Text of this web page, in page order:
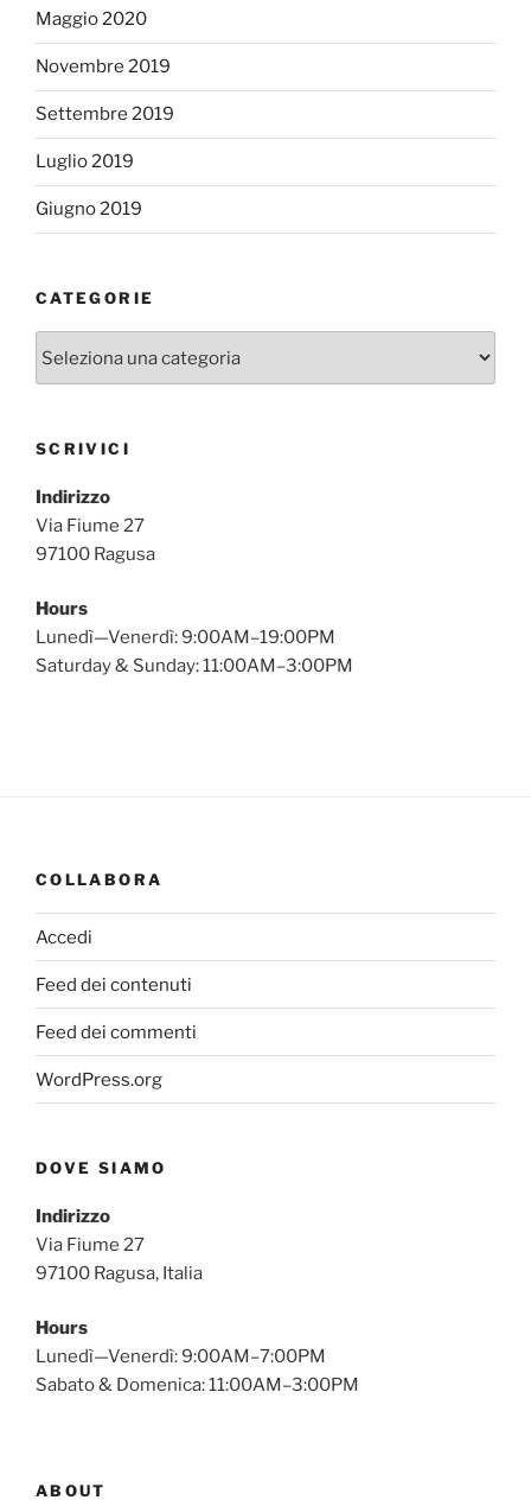
Maggio 2020
Novembre 2019
Settembre 2019
Luglio 2019
Giugno 2019
CATEGORIE
SCRIVICI
Indirizzo
Via Fiume 27
97100 Ragusa
Hours
Lunedì—Venerdì: 9:00AM–19:00PM
Saturday & Sunday: 11:00AM–3:00PM
COLLABORA
Accedi
Feed dei contenuti
Feed dei commenti
WordPress.org
DOVE SIAMO
Indirizzo
Via Fiume 27
97100 Ragusa, Italia
Hours
Lunedì—Venerdì: 9:00AM–7:00PM
Sabato & Domenica: 11:00AM–3:00PM
ABOUT